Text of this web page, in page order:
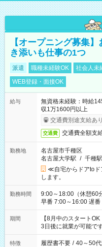
【オープニング募集
き添いも仕事の1つ
派遣 職種未経験OK 社会人未
WEB登録・面接OK
給与
無資格未経験：時給
収1万1600円以上
交通費別途支給あり
交通費 交通費全額支
勤務地
名古屋市千種区
名古屋大学駅 / 千種駅
≪自宅からドアto
します。
勤務時間
9:00～18:00（休憩60分） ■ご希望があれば下記シフト
早番 7:00～16:00 遅番
と休みを合わせたい
「できれば残業はし
ね。 ※Wワーク希望の方へ 今ご覧のお仕事で希望する勤務時間
と、もう1つのお仕事
合は応募できません。
期間
【8月中のスタート
3日後に就業が可能で
特徴 履歴書不要 / 40～50